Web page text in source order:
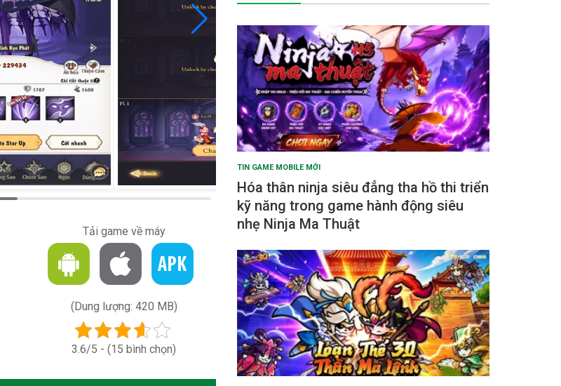
Tải game về máy
(Dung lượng: 420 MB)
3.6/5 - (15 bình chọn)
TIN GAME MOBILE MỚI
Hóa thân ninja siêu đẳng tha hồ thi triển
kỹ năng trong game hành động siêu
nhẹ Ninja Ma Thuật